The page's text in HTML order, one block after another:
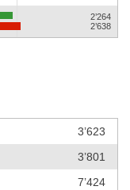
2’264
2’638
3’623
3’801
7’424